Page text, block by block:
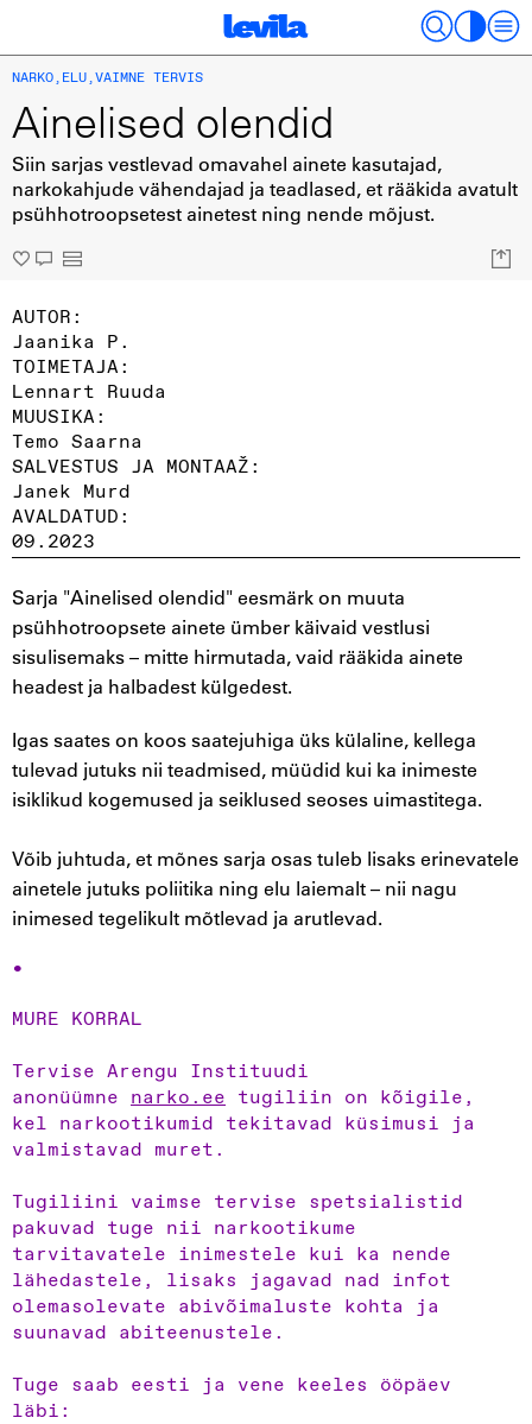
NARKO,ELU,VAIMNE TERVIS
Ainelised olendid
Siin sarjas vestlevad omavahel ainete kasutajad,
narkokahjude vähendajad ja teadlased, et rääkida avatult
psühhotroopsetest ainetest ning nende mõjust.
AUTOR:
Jaanika P.
TOIMETAJA:
Lennart Ruuda
MUUSIKA:
Temo Saarna
SALVESTUS JA MONTAAŽ:
Janek Murd
AVALDATUD:
09.2023
Sarja "Ainelised olendid" eesmärk on muuta
psühhotroopsete ainete ümber käivaid vestlusi
sisulisemaks – mitte hirmutada, vaid rääkida ainete
headest ja halbadest külgedest.
Igas saates on koos saatejuhiga üks külaline, kellega
tulevad jutuks nii teadmised, müüdid kui ka inimeste
isiklikud kogemused ja seiklused seoses uimastitega.
Võib juhtuda, et mõnes sarja osas tuleb lisaks erinevatele
ainetele jutuks poliitika ning elu laiemalt – nii nagu
inimesed tegelikult mõtlevad ja arutlevad.
MURE KORRAL
Tervise Arengu Instituudi
anonüümne narko.ee tugiliin on kõigile,
kel narkootikumid tekitavad küsimusi ja
valmistavad muret.
Tugiliini vaimse tervise spetsialistid
pakuvad tuge nii narkootikume
tarvitavatele inimestele kui ka nende
lähedastele, lisaks jagavad nad infot
olemasolevate abivõimaluste kohta ja
suunavad abiteenustele.
Tuge saab eesti ja vene keeles ööpäev
läbi: